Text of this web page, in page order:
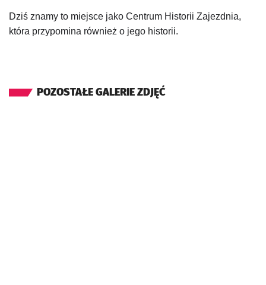
Dziś znamy to miejsce jako Centrum Historii Zajezdnia,
która przypomina również o jego historii.
POZOSTAŁE GALERIE ZDJĘĆ